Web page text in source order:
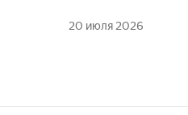
20 июля 2026